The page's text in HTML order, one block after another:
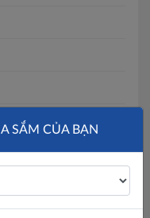
SẮM CỦA BẠN